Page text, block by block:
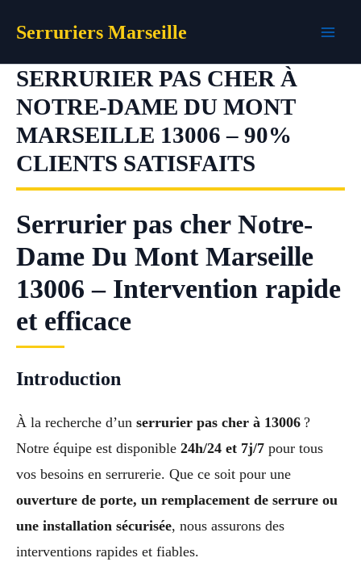
Serruriers Marseille
SERRURIER PAS CHER À
NOTRE-DAME DU MONT
MARSEILLE 13006 – 90%
CLIENTS SATISFAITS
Serrurier pas cher Notre-
Dame Du Mont Marseille
13006 – Intervention rapide
et efficace
Introduction
À la recherche d’un serrurier pas cher à 13006 ?
Notre équipe est disponible 24h/24 et 7j/7 pour tous
vos besoins en serrurerie. Que ce soit pour une
ouverture de porte, un remplacement de serrure ou
une installation sécurisée, nous assurons des
interventions rapides et fiables.